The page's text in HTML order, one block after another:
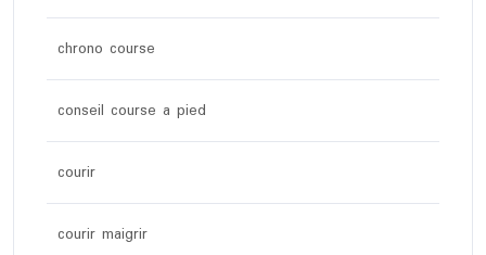
chrono course
conseil course a pied
courir
courir maigrir